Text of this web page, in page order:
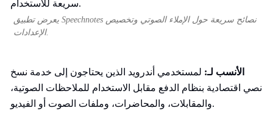
يعرض تطبيق Speechnotes نصائح سريعة حول الإملاء الصوتي وتخصيص
الإعدادات.
الأنسب لـ: لمستخدمي أندرويد الذين يحتاجون إلى خدمة نسخ
نصي اقتصادية بنظام الدفع مقابل الاستخدام للملاحظات الصوتية،
والمقابلات، والمحاضرات، وملفات الصوت أو الفيديو.